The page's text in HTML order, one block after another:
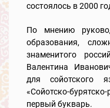
состоялось в 2000
По мнению
образования,
знаменитого
Валентина
для сойотского
«Сойотско-
первый букварь.